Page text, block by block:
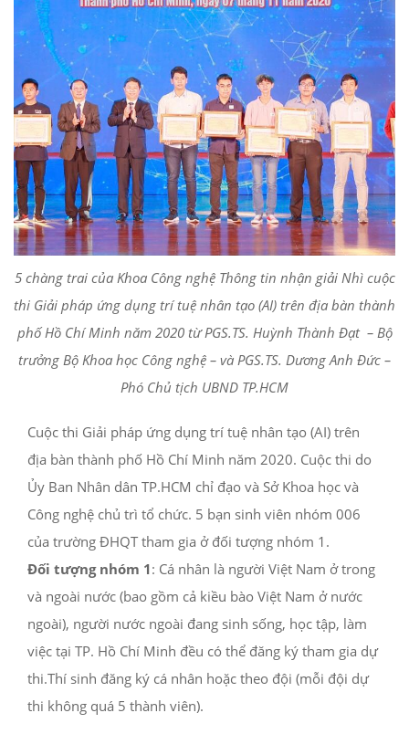
5 chàng trai của Khoa Công nghệ Thông tin nhận giải Nhì cuộc
thi Giải pháp ứng dụng trí tuệ nhân tạo (AI) trên địa bàn thành
phố Hồ Chí Minh năm 2020 từ PGS.TS. Huỳnh Thành Đạt – Bộ
trưởng Bộ Khoa học Công nghệ – và PGS.TS. Dương Anh Đức –
Phó Chủ tịch UBND TP.HCM
Cuộc thi Giải pháp ứng dụng trí tuệ nhân tạo (AI) trên
địa bàn thành phố Hồ Chí Minh năm 2020. Cuộc thi do
Ủy Ban Nhân dân TP.HCM chỉ đạo và Sở Khoa học và
Công nghệ chủ trì tổ chức. 5 bạn sinh viên nhóm 006
của trường ĐHQT tham gia ở đối tượng nhóm 1.
Đối tượng nhóm 1: Cá nhân là người Việt Nam ở trong
và ngoài nước (bao gồm cả kiều bào Việt Nam ở nước
ngoài), người nước ngoài đang sinh sống, học tập, làm
việc tại TP. Hồ Chí Minh đều có thể đăng ký tham gia dự
thi.Thí sinh đăng ký cá nhân hoặc theo đội (mỗi đội dự
thi không quá 5 thành viên).